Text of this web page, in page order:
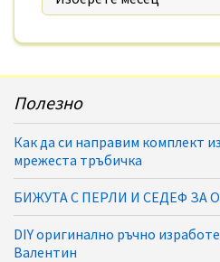
Полезно
Как да си направим комплект
мрежеста тръбичка
БИЖУТА С ПЕРЛИ И СЕДЕФ ЗА
DIY оригинално ръчно
Валентин